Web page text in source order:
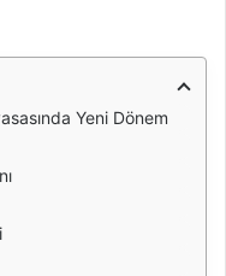
Yeni Dönem